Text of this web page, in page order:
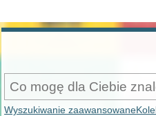
Wyszukiwanie zaawansowane